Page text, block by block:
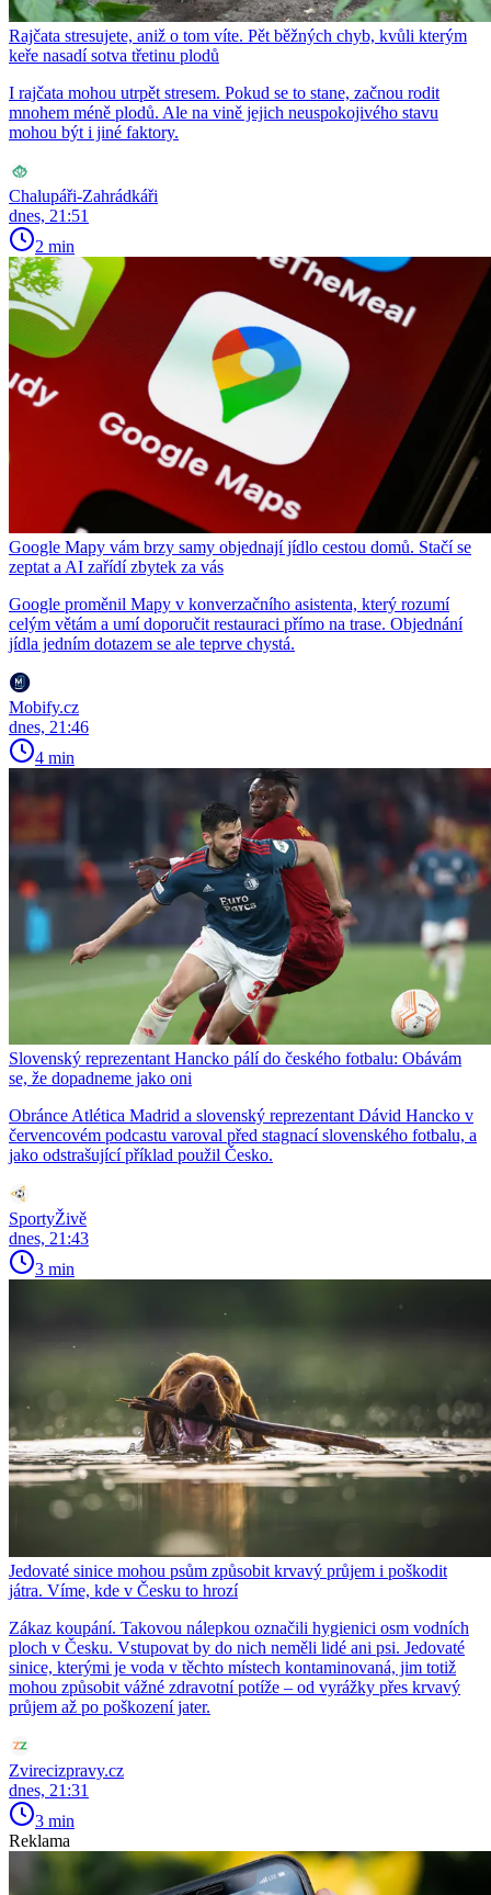
Rajčata stresujete, aniž o tom víte. Pět běžných chyb, kvůli kterým
keře nasadí sotva třetinu plodů
I rajčata mohou utrpět stresem. Pokud se to stane, začnou rodit
mnohem méně plodů. Ale na vině jejich neuspokojivého stavu
mohou být i jiné faktory.
Chalupáři-Zahrádkáři
dnes, 21:51
2 min
Google Mapy vám brzy samy objednají jídlo cestou domů. Stačí se
zeptat a AI zařídí zbytek za vás
Google proměnil Mapy v konverzačního asistenta, který rozumí
celým větám a umí doporučit restauraci přímo na trase. Objednání
jídla jedním dotazem se ale teprve chystá.
Mobify.cz
dnes, 21:46
4 min
Slovenský reprezentant Hancko pálí do českého fotbalu: Obávám
se, že dopadneme jako oni
Obránce Atlética Madrid a slovenský reprezentant Dávid Hancko v
červencovém podcastu varoval před stagnací slovenského fotbalu, a
jako odstrašující příklad použil Česko.
SportyŽivě
dnes, 21:43
3 min
Jedovaté sinice mohou psům způsobit krvavý průjem i poškodit
játra. Víme, kde v Česku to hrozí
Zákaz koupání. Takovou nálepkou označili hygienici osm vodních
ploch v Česku. Vstupovat by do nich neměli lidé ani psi. Jedovaté
sinice, kterými je voda v těchto místech kontaminovaná, jim totiž
mohou způsobit vážné zdravotní potíže – od vyrážky přes krvavý
průjem až po poškození jater.
Zvirecizpravy.cz
dnes, 21:31
3 min
Reklama